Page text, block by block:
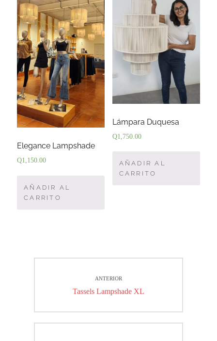
Elegance Lampshade
Q1,150.00
AÑADIR AL
CARRITO
Lámpara Duquesa
Q1,750.00
AÑADIR AL
CARRITO
ANTERIOR
Entrada
Tassels Lampshade XL